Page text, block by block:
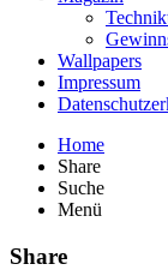
Wallpapers
Impressum
Home
Share
Suche
Menü
Share